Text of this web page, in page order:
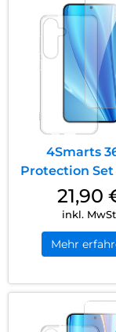
4Smarts
Protection Set
S2521,90
inkl.
Mehr